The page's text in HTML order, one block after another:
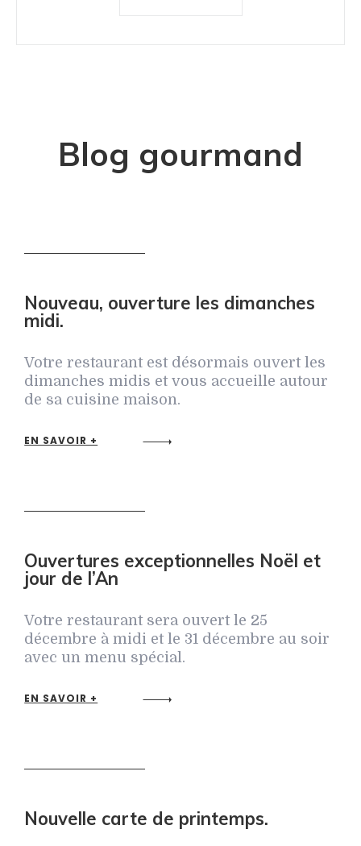
Blog gourmand
Nouveau, ouverture les dimanches
midi.
Votre restaurant est désormais ouvert les
dimanches midis et vous accueille autour
de sa cuisine maison.
EN SAVOIR +
Ouvertures exceptionnelles Noël et
jour de l’An
Votre restaurant sera ouvert le 25
décembre à midi et le 31 décembre au soir
avec un menu spécial.
EN SAVOIR +
Nouvelle carte de printemps.